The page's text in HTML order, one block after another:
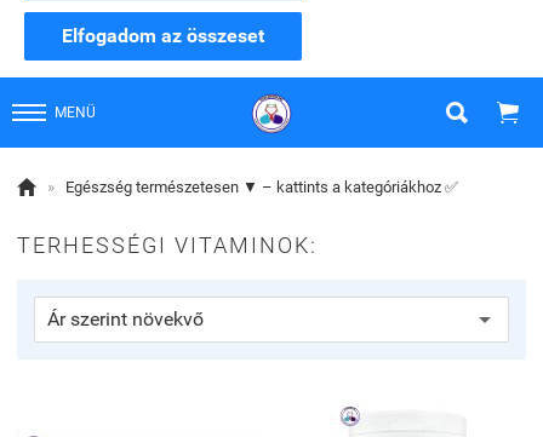
Elfogadom az összeset
MENÜ  
 » Egészség természetesen ▼ – kattints a kategóriákhoz ✅
TERHESSÉGI VITAMINOK: